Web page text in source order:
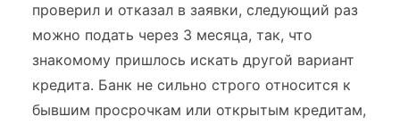
проверил и отказал в заявки, следующий раз
можно подать через 3 месяца, так, что
знакомому пришлось искать другой вариант
кредита. Банк не сильно строго относится к
бывшим просрочкам или открытым кредитам,